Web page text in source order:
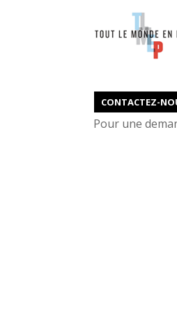
CONTACTEZ-
Pour une